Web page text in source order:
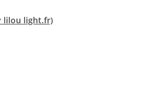
lilou light.fr)